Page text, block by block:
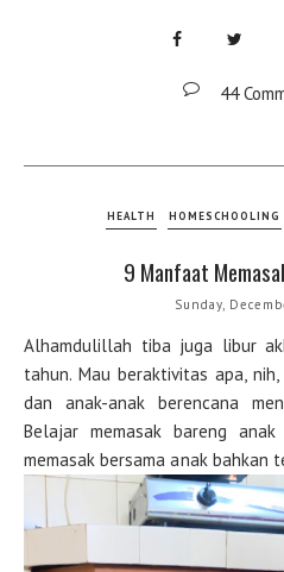
44
HEALTH HOMESCHOOLING
9 Manfaat
Sunday,
Alhamdulillah tiba juga libur
tahun. Mau beraktivitas apa,
dan anak-anak berencana
Belajar memasak bareng
memasak bersama anak bahkan